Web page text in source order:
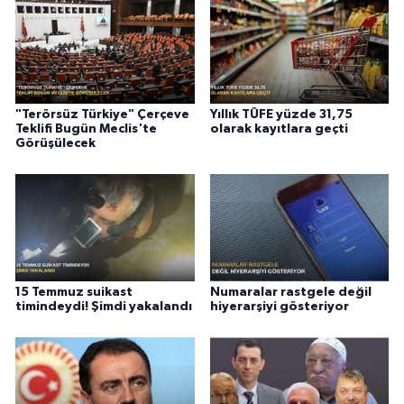
"Terörsüz Türkiye" Çerçeve
Teklifi Bugün Meclis'te
Görüşülecek
Yıllık TÜFE yüzde 31,75
olarak kayıtlara geçti
15 Temmuz suikast
timindeydi! Şimdi yakalandı
Numaralar rastgele değil
hiyerarşiyi gösteriyor